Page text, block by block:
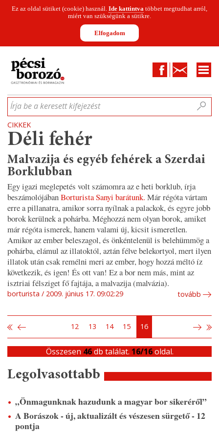
Ez az oldal sütiket (cookie) használ. Ide kattintva többet megtudhat arról,
miért van szükségünk a sütikre.
Elfogadom
FacebookKapcsolat
CIKKEKHÍREKINFOGRAFIKÁKMUNKATÁRSAKWINESOFA
Írja be a keresett kifejezést
CIKKEK
Déli fehér
Malvazija és egyéb fehérek a Szerdai
Borklubban
Egy igazi meglepetés volt számomra az e heti borklub, írja
beszámolójábanBorturista Sanyi barátunk. Már régóta vártam
erre a pillanatra, amikor sorra nyílnak a palackok, és egyre jobb
borok kerülnek a pohárba. Méghozzá nem olyan borok, amiket
már régóta ismerek, hanem valami új, kicsit ismeretlen.
Amikor az ember beleszagol, és önkéntelenül is belehümmög a
pohárba, elámul az illatoktól, aztán félve belekortyol, mert ilyen
illatok után csak remélni meri az ember, hogy hozzá méltó íz
következik, és igen! És ott van! Ez a bor nem más, mint az
isztriai félsziget fő fajtája, a malvazija (malvázia).
borturista 2009. június 17. 09:02:29 tovább
12 13 14 15 16
Összesen 46db találat. 16/16oldal.
Legolvasottabb
„Önmagunknak hazudunk a magyar bor sikeréről”
A Borászok - új, aktualizált és vészesen sürgető - 12
pontja